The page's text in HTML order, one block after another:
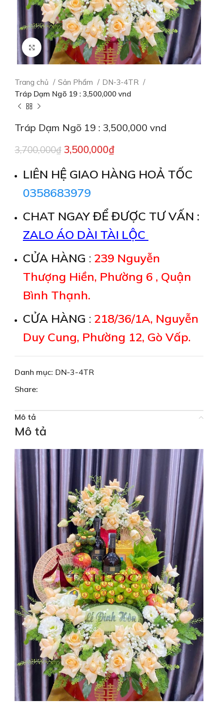
Click to enlarge
Trang chủ Sản Phẩm
DN-3-4TR
Tráp Dạm Ngõ 19 : 3,500,000 vnd
Tráp Dạm Ngõ 19 : 3,500,000 vnd
3,700,000₫ 3,500,000₫
LIÊN HỆ GIAO HÀNG HOẢ TỐC
0358683979
CHAT NGAY ĐỂ ĐƯỢC TƯ VẤN :
ZALO ÁO DÀI TÀI LỘC
CỬA HÀNG : 239 Nguyễn
Thượng Hiền, Phường 6 , Quận
Bình Thạnh.
CỬA HÀNG : 218/36/1A, Nguyễn
Duy Cung, Phường 12, Gò Vấp.
Danh mục: DN-3-4TR
Share:
Mô tả
Mô tả